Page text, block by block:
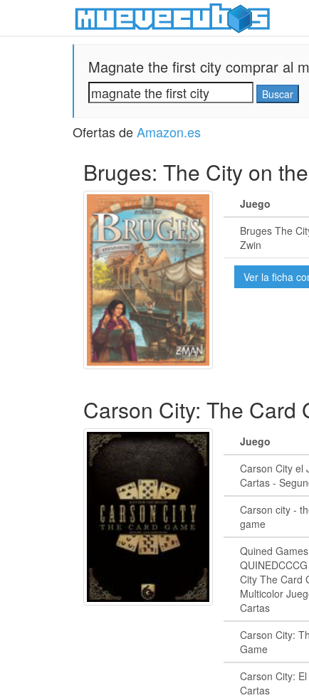
Magnate the first city comprar al
Ofertas deAmazon.es
Bruges: The City on
Juego
Bruges The
Zwin
Ver la ficha
Carson City: The Card
Juego
Carson City el
Cartas -
Carson city -
game
Quined Games
City The Card
Multicolor
Cartas
Carson City:
Game
Carson City:
Cartas